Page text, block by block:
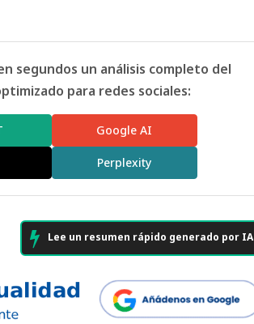
segundos un análisis completo del
para redes sociales:
Google AI
Perplexity
Lee un resumen rápido generado por IA